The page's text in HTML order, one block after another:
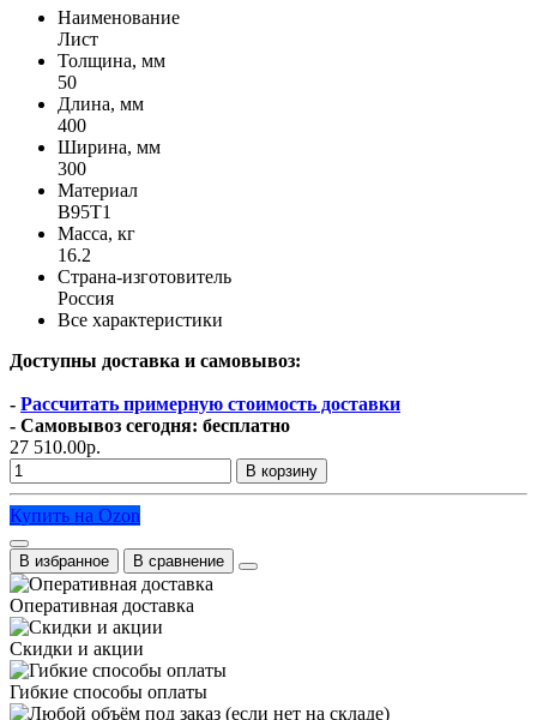
Наименование
Лист
Толщина, мм
50
Длина, мм
400
Ширина, мм
300
Материал
В95Т1
Масса, кг
16.2
Страна-изготовитель
Россия
Все характеристики
Доступны доставка и самовывоз:
- Рассчитать примерную стоимость доставки
- Самовывоз сегодня: бесплатно
27 510.00р.
В корзину
Купить на Ozon
В избранное В сравнение
Оперативная доставка
Скидки и акции
Гибкие способы оплаты